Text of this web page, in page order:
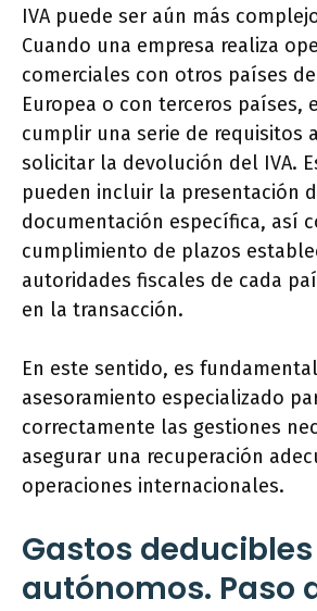
IVA puede ser aún más
Cuando una empresa realiza
comerciales con otros países
Europea o con terceros países,
cumplir una serie de requisitos
solicitar la devolución del IVA.
pueden incluir la presentación
documentación específica, así
cumplimiento de plazos
autoridades fiscales de cada
en la transacción.
En este sentido, es
asesoramiento especializado
correctamente las gestiones
asegurar una recuperación
operaciones internacionales.
Gastos
autónomos. Paso